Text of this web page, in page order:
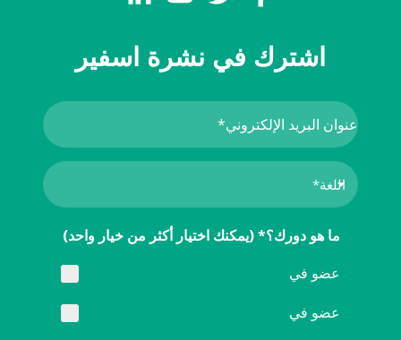
اشترك في نشرة اسفير
ما هو دورك؟* (يمكنك اختيار أكثر من خيار واحد)
عضو في
عضو في